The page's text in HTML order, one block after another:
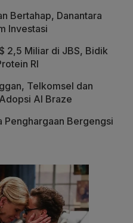
Bertahap, Danantara
Investasi
2,5 Miliar di JBS, Bidik
RI
Telkomsel dan
AI Braze
Penghargaan Bergengsi